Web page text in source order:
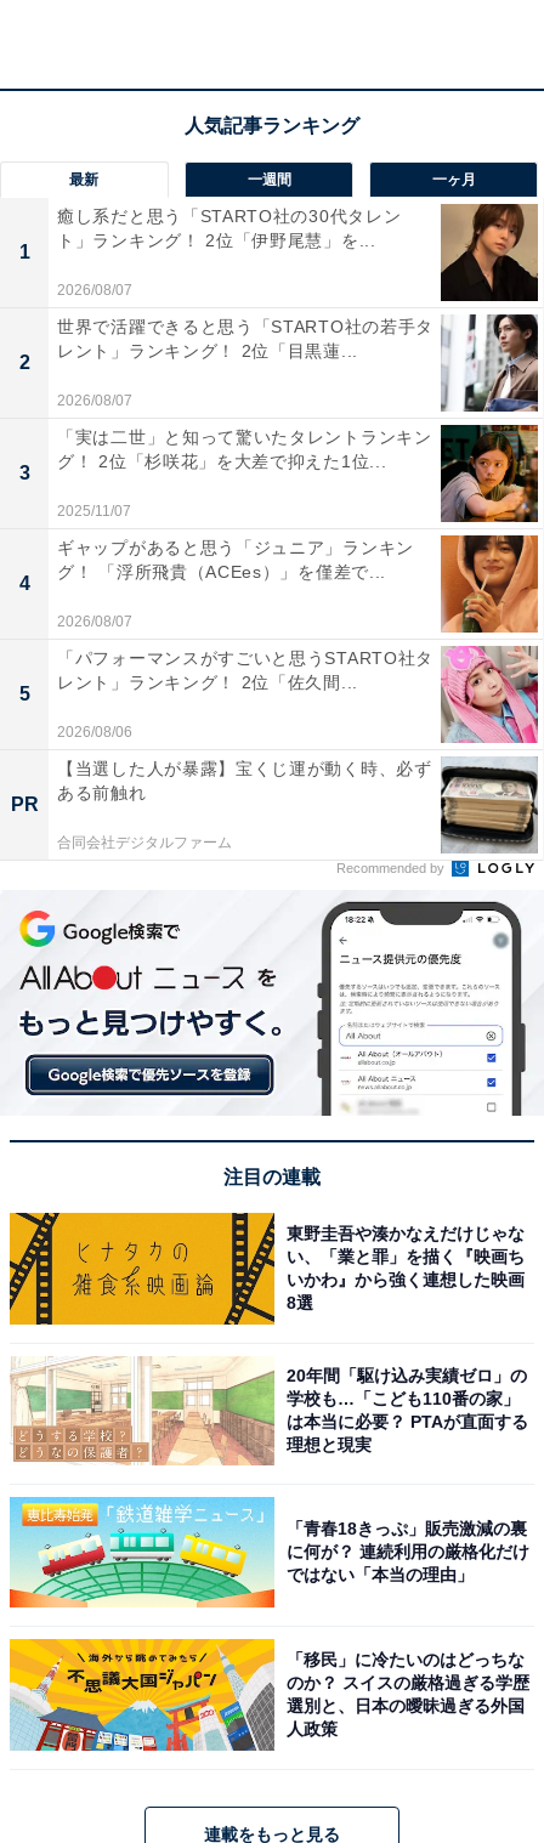
2位はベッドタウンとしても人気の「明石市」
兵庫県「明石市」は、瀬戸内海に面した県南部に位置し
ています。市の北・東部は神戸市と、西部は加古川市、
稲美市、播磨町と隣接。神戸や大阪方面へのアクセスが
良く、交通の利便性が高いエリアです。また、海や公園
などの自然豊かな住環境に加え、子育てサービスが充実
しているため若い世代からも人気があるようです。
大阪と神戸のほぼ中間に位置する兵庫県「西宮市」。高
校野球の聖地「阪神甲子園球場」や新年の福男選びで知
られる「西宮神社」などの有名スポットがあります。居
住者コメントを見ると、「静かで落ち着いており、治安
や地域の連携が良い。また自転車圏内に『西宮ガーデン
ズ』があり、ショッピングや映画などの娯楽も楽しめ
る」と、治安の良さや利便性の高さが居住満足度につな
がっていることが分かります。
＞5位までの全ランキング結果を見る
【おすすめ記事】
・
兵庫県民が選ぶ「住みたい街（駅）」ランキング！ 2位
最新 一週間 一ヶ月
1
癒し系だと思う「STARTO社の30代タレン
ト」ランキング！ 2位「伊野尾慧」を...
2026/08/07
2
世界で活躍できると思う「STARTO社の若手タ
レント」ランキング！ 2位「目黒蓮...
2026/08/07
3
「実は二世」と知って驚いたタレントランキン
グ！ 2位「杉咲花」を大差で抑えた1位...
2025/11/07
4
ギャップがあると思う「ジュニア」ランキン
グ！ 「浮所飛貴（ACEes）」を僅差で...
2026/08/07
5
「パフォーマンスがすごいと思うSTARTO社タ
レント」ランキング！ 2位「佐久間...
2026/08/06
PR
【当選した人が暴露】宝くじ運が動く時、必ず
ある前触れ
合同会社デジタルファーム
Recommended by
注目の連載
東野圭吾や湊かなえだけじゃな
い、「業と罪」を描く『映画ち
いかわ』から強く連想した映画
8選
20年間「駆け込み実績ゼロ」の
学校も…「こども110番の家」
は本当に必要？ PTAが直面する
理想と現実
「青春18きっぷ」販売激減の裏
に何が？ 連続利用の厳格化だけ
ではない「本当の理由」
「移民」に冷たいのはどっちな
のか？ スイスの厳格過ぎる学歴
選別と、日本の曖昧過ぎる外国
人政策
連載をもっと見る